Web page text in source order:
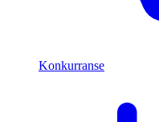
Konkurranse